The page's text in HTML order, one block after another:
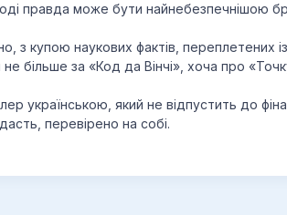
правда може бути найнебезпечнішою
з купою наукових фактів, переплетених
більше за «Код да Вінчі», хоча про
українською, який не відпустить до
перевірено на собі.